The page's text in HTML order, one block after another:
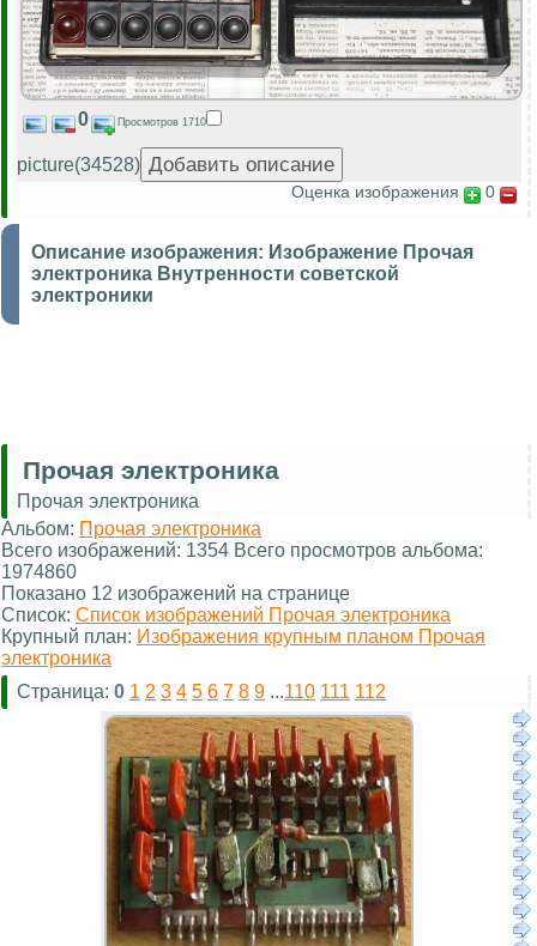
0 Просмотров 1710
picture(34528)
Оценка изображения 0
Описание изображения: Изображение Прочая
электроника Внутренности советской
электроники
Прочая электроника
Прочая электроника
Альбом: Прочая электроника
Всего изображений: 1354 Всего просмотров альбома:
1974860
Показано 12 изображений на странице
Список: Список изображений Прочая электроника
Крупный план: Изображения крупным планом Прочая
электроника
Страница: 0 1 2 3 4 5 6 7 8 9 ...110 111 112